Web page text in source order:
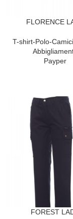
FLORENCE
T-shirt-Polo-
Payper
FOREST